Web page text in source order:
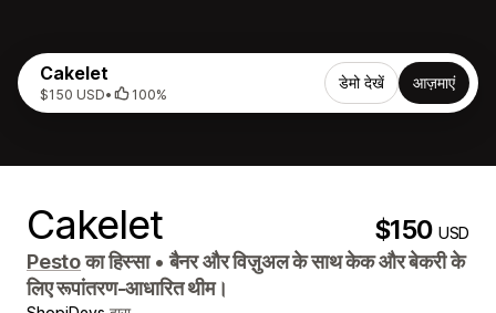
Cakelet
$150 USD• 100%
डेमो देखें आज़माएं
Cakelet $150USD
Pestoका हिस्सा • बैनर और विज़ुअल के साथ केक और बेकरी के
लिए रूपांतरण-आधारित थीम।